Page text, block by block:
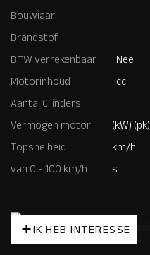
Bouwiaar
Brandstof
BTW verrekenbaar
Nee
Motorinhoud
cc
Aantal Cilinders
Vermogen motor
(kW) (pk)
Topsnelheid
km/h
van 0 - 100 km/h
s
IK HEB INTERESSE